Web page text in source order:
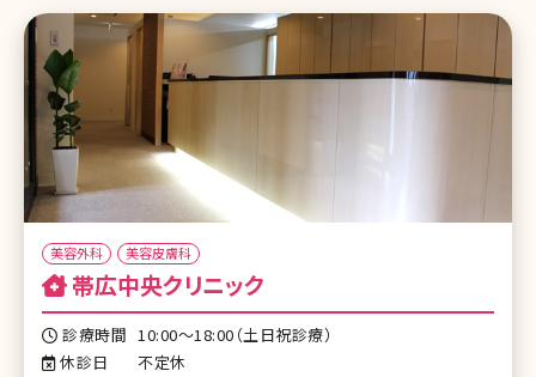
美容外科 美容皮膚科
帯広中央クリニック
診療時間 10:00～18:00（土日祝診療）
休診日
不定休